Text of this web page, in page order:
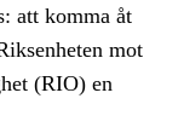
att komma åt
mot
(RIO) en